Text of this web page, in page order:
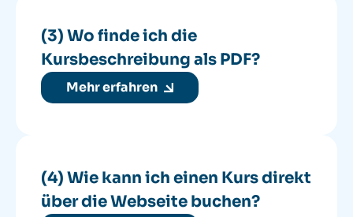
(3) Wo finde ich die
Kursbeschreibung als PDF?
Mehr erfahren
(4) Wie kann ich einen Kurs direkt
über die Webseite buchen?